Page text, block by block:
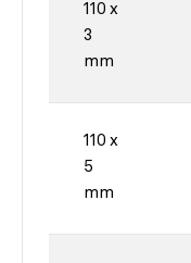
110 x
3
mm
110 x
5
mm